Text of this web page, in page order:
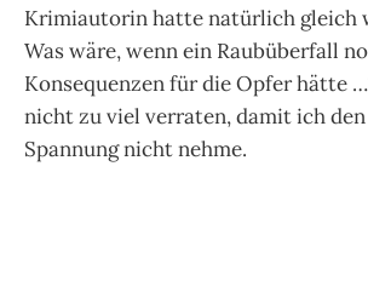
Krimiautorin hatte natürlich gleich
Was wäre, wenn ein Raubüberfall
Konsequenzen für die Opfer hätte
nicht zu viel verraten, damit ich
Spannung nicht nehme.